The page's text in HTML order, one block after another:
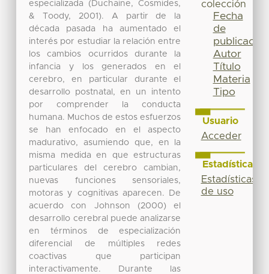
especializada (Duchaine, Cosmides,
& Toody, 2001). A partir de la
década pasada ha aumentado el
interés por estudiar la relación entre
los cambios ocurridos durante la
infancia y los generados en el
cerebro, en particular durante el
desarrollo postnatal, en un intento
por comprender la conducta
humana. Muchos de estos esfuerzos
se han enfocado en el aspecto
madurativo, asumiendo que, en la
misma medida en que estructuras
particulares del cerebro cambian,
nuevas funciones sensoriales,
motoras y cognitivas aparecen. De
acuerdo con Johnson (2000) el
desarrollo cerebral puede analizarse
en términos de especialización
diferencial de múltiples redes
coactivas que participan
interactivamente. Durante las
colección
Fecha
de
publicación
Autor
Título
Materia
Tipo
Usuario
Acceder
Estadísticas
Estadísticas
de uso